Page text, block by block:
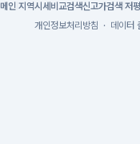
메인 지역시세 비교검색신고가검색 저
개인정보처리방침 · 데이터